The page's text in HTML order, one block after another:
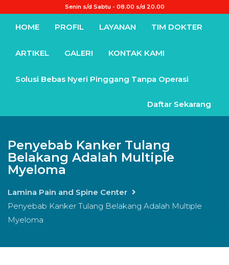
Senin s/d Sabtu - 08.00 s/d 20.00
HOME PROFIL LAYANAN TIM DOKTER
ARTIKEL GALERI KONTAK KAMI
Solusi Bebas Nyeri Pinggang Tanpa Operasi
Daftar Sekarang
Penyebab Kanker Tulang
Belakang Adalah Multiple
Myeloma
Lamina Pain and Spine Center
Penyebab Kanker Tulang Belakang Adalah Multiple
Myeloma